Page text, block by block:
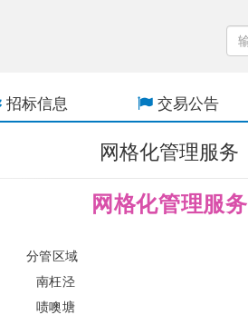
招标信息 交易公告
网格化管理服务
网格化管理服务
分管区域
南枉泾
啧噢塘